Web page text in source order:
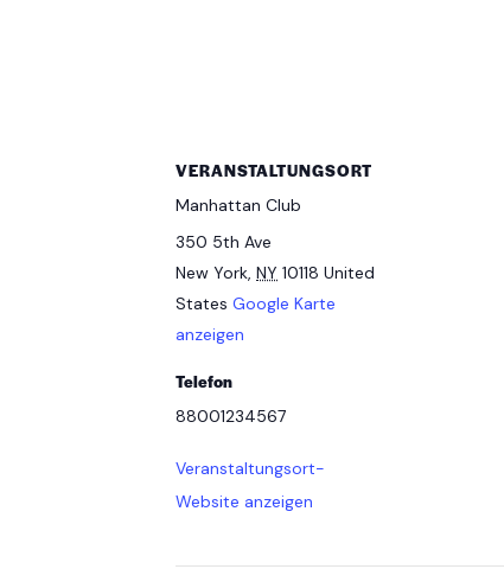
VERANSTALTUNGSORT
Manhattan Club
350 5th Ave
New York, NY 10118 United
States Google Karte
anzeigen
Telefon
88001234567
Veranstaltungsort-
Website anzeigen